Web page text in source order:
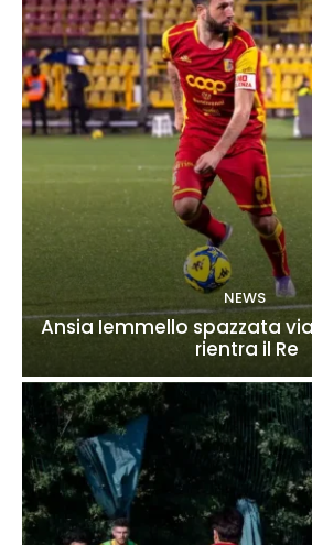
NEWS
Ansia Iemmello spazzata
rientra il Re